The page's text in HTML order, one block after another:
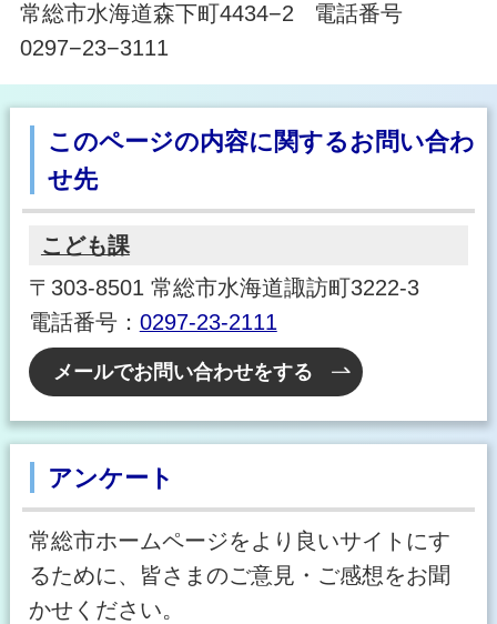
常総市水海道森下町4434−2 電話番号
0297−23−3111
このページの内容に関するお問い合わ
せ先
こども課
〒303-8501 常総市水海道諏訪町3222-3
電話番号： 0297-23-2111
メールでお問い合わせをする
アンケート
常総市ホームページをより良いサイトにす
るために、皆さまのご意見・ご感想をお聞
かせください。